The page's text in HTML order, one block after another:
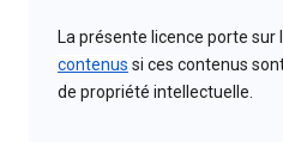
La présente licence porte sur
contenus si ces contenus
de propriété intellectuelle.